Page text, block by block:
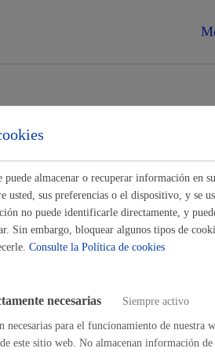
para Empresas
una obra
almacenar o recuperar información en
usted, sus preferencias o el dispositivo, y se
no puede identificarle directamente, y
Sin embargo, bloquear algunos tipos de
Consulte la Política de cookies
necesarias Siempre activo
necesarias para el funcionamiento de nuestra
este sitio web. No almacenan información